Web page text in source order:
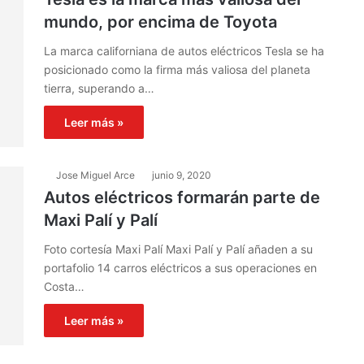
mundo, por encima de Toyota
La marca californiana de autos eléctricos Tesla se ha
posicionado como la firma más valiosa del planeta
tierra, superando a…
Leer más »
Jose Miguel Arce junio 9, 2020
Autos eléctricos formarán parte de
Maxi Palí y Palí
Foto cortesía Maxi Palí Maxi Palí y Palí añaden a su
portafolio 14 carros eléctricos a sus operaciones en
Costa…
Leer más »